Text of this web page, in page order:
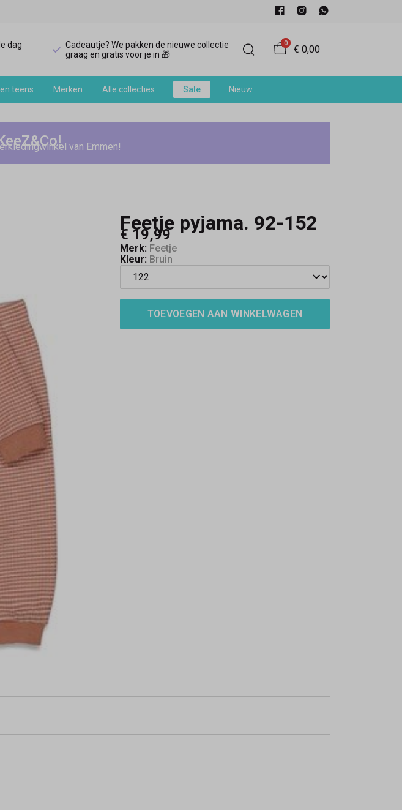
dag
Cadeautje? We pakken de nieuwe collectie
graag en gratis voor je in 🎁
0
€ 0,00
teens Merken Alle collecties Sale Nieuw
van Emmen!
Feetje pyjama. 92-152
€ 19,99
Merk: Feetje
Kleur: Bruin
TOEVOEGEN AAN WINKELWAGEN